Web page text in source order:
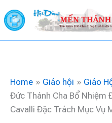
to
content
Home Giáo hội
Giáo
Đức Thánh Cha Bổ Nhiệm
Cavalli Đặc Trách Mục Vụ